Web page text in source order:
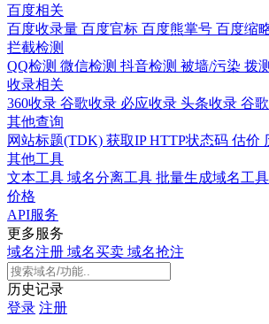
百度相关
百度收录量 百度官标 百度熊掌号 百度缩
拦截检测
QQ检测 微信检测 抖音检测 被墙/污染 拨
收录相关
360收录 谷歌收录 必应收录 头条收录 谷
其他查询
网站标题(TDK) 获取IPHTTP状态码 估价
其他工具
文本工具 域名分离工具 批量生成域名工具
价格
API服务
更多服务
域名注册 域名买卖 域名抢注
历史记录
登录 注册